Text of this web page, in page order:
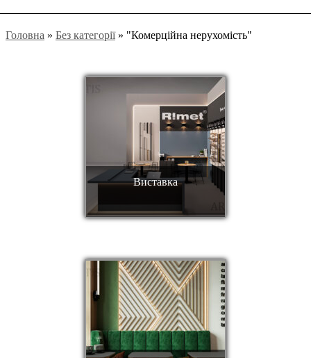
Головна » Без категорії» "Комерційна нерухомість"
Виставка